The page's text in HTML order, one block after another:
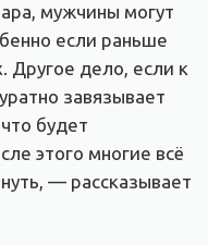
мужчины могут
если раньше
Другое дело, если к
завязывает
будет
этого многие всё
— рассказывает